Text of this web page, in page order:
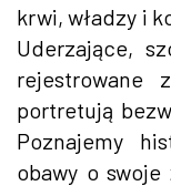
krwi, władzy i
Uderzające,
rejestrowane
portretują
Poznajemy
obawy o